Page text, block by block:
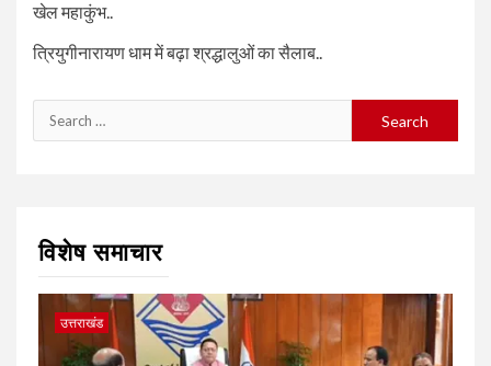
खेल महाकुंभ..
त्रियुगीनारायण धाम में बढ़ा श्रद्धालुओं का सैलाब..
Search
for:
विशेष समाचार
उत्तराखंड